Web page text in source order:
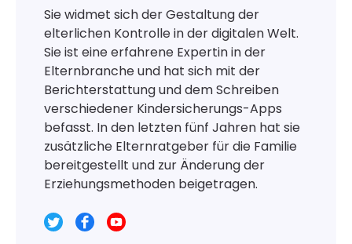
Sie widmet sich der Gestaltung der
elterlichen Kontrolle in der digitalen Welt.
Sie ist eine erfahrene Expertin in der
Elternbranche und hat sich mit der
Berichterstattung und dem Schreiben
verschiedener Kindersicherungs-Apps
befasst. In den letzten fünf Jahren hat sie
zusätzliche Elternratgeber für die Familie
bereitgestellt und zur Änderung der
Erziehungsmethoden beigetragen.